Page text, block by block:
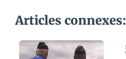
Articles connexes: